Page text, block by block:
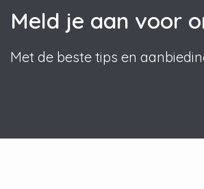
Meld je aan voor
Met de beste tips en